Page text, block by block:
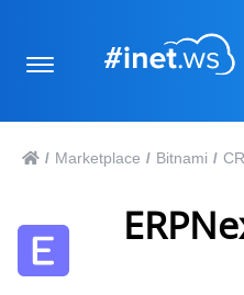
/ Marketplace / Bitnami /